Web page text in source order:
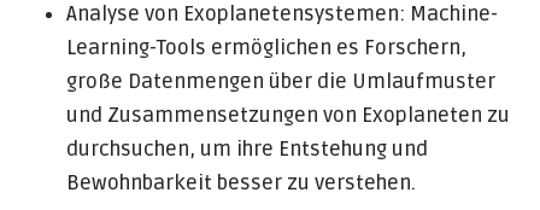
Analyse von Exoplanetensystemen: Machine-
Learning-Tools ermöglichen es Forschern,
große Datenmengen über die Umlaufmuster
und Zusammensetzungen von Exoplaneten zu
durchsuchen, um ihre Entstehung und
Bewohnbarkeit besser zu verstehen.